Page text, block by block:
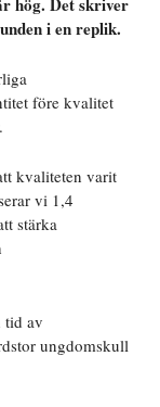
i en replik.
före kvalitet
kvaliteten varit
vi 1,4
stärka
tid av
ungdomskull